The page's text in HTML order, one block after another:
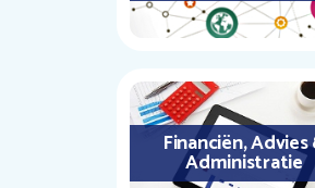
Financiën, Advies
Administratie